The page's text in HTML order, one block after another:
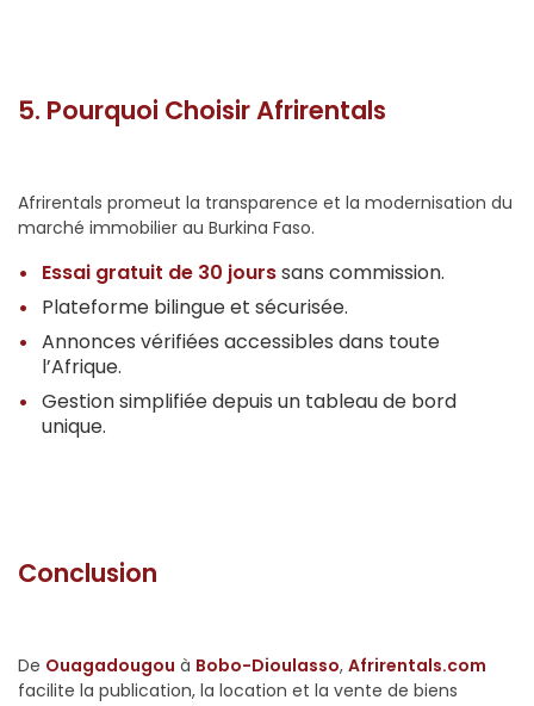
5. Pourquoi Choisir Afrirentals
Afrirentals promeut la transparence et la modernisation du
marché immobilier au Burkina Faso.
Essai gratuit de 30 jourssans commission.
Plateforme bilingue et sécurisée.
Annonces vérifiées accessibles dans toute
l’Afrique.
Gestion simplifiée depuis un tableau de bord
unique.
Conclusion
De Ouagadougou à Bobo-Dioulasso, Afrirentals.com
facilite la publication, la location et la vente de biens